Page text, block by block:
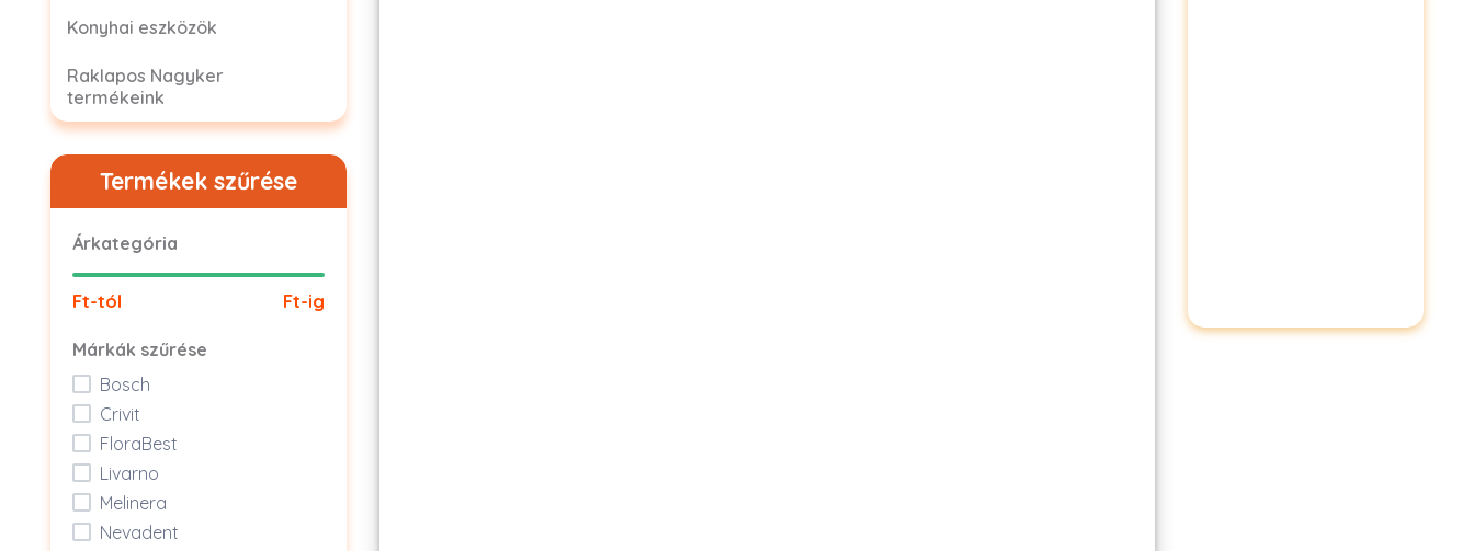
Konyhai eszközök
Raklapos Nagyker
termékeink
Termékek szűrése
Árkategória
Ft-tól Ft-ig
Márkák szűrése
Bosch
Crivit
FloraBest
Livarno
Melinera
Nevadent